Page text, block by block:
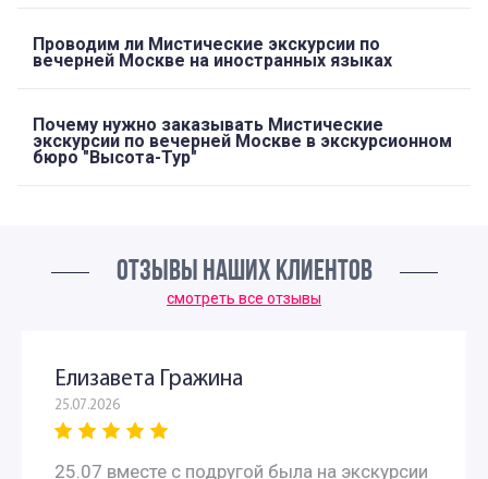
Проводим ли Мистические экскурсии по
вечерней Москве на иностранных языках
Почему нужно заказывать Мистические
экскурсии по вечерней Москве в экскурсионном
бюро "Высота-Тур"
ОТЗЫВЫ НАШИХ КЛИЕНТОВ
смотреть все отзывы
Елизавета Гражина
25.07.2026
25.07 вместе с подругой была на экскурсии